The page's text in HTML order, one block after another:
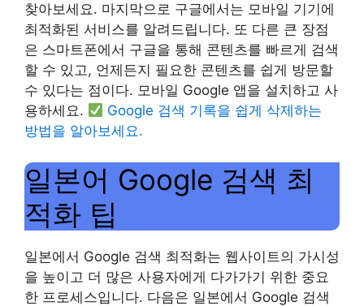
찾아보세요. 마지막으로 구글에서는 모바일 기기에
최적화된 서비스를 알려드립니다. 또 다른 큰 장점
은 스마트폰에서 구글을 통해 콘텐츠를 빠르게 검색
할 수 있고, 언제든지 필요한 콘텐츠를 쉽게 방문할
수 있다는 점이다. 모바일 Google 앱을 설치하고 사
용하세요.
Google 검색 기록을 쉽게 삭제하는
방법을 알아보세요.
일본어 Google 검색 최
적화 팁
일본에서 Google 검색 최적화는 웹사이트의 가시성
을 높이고 더 많은 사용자에게 다가가기 위한 중요
한 프로세스입니다. 다음은 일본에서 Google 검색